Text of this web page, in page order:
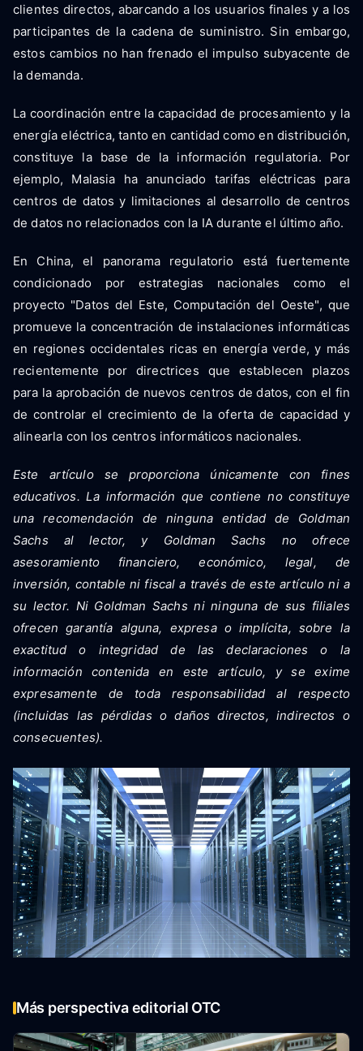
clientes directos, abarcando a los usuarios finales y a los
participantes de la cadena de suministro. Sin embargo,
estos cambios no han frenado el impulso subyacente de
la demanda.
La coordinación entre la capacidad de procesamiento y la
energía eléctrica, tanto en cantidad como en distribución,
constituye la base de la información regulatoria. Por
ejemplo, Malasia ha anunciado tarifas eléctricas para
centros de datos y limitaciones al desarrollo de centros
de datos no relacionados con la IA durante el último año.
En China, el panorama regulatorio está fuertemente
condicionado por estrategias nacionales como el
proyecto "Datos del Este, Computación del Oeste", que
promueve la concentración de instalaciones informáticas
en regiones occidentales ricas en energía verde, y más
recientemente por directrices que establecen plazos
para la aprobación de nuevos centros de datos, con el fin
de controlar el crecimiento de la oferta de capacidad y
alinearla con los centros informáticos nacionales.
Este artículo se proporciona únicamente con fines
educativos. La información que contiene no constituye
una recomendación de ninguna entidad de Goldman
Sachs al lector, y Goldman Sachs no ofrece
asesoramiento financiero, económico, legal, de
inversión, contable ni fiscal a través de este artículo ni a
su lector. Ni Goldman Sachs ni ninguna de sus filiales
ofrecen garantía alguna, expresa o implícita, sobre la
exactitud o integridad de las declaraciones o la
información contenida en este artículo, y se exime
expresamente de toda responsabilidad al respecto
(incluidas las pérdidas o daños directos, indirectos o
consecuentes).
Más perspectiva editorial OTC